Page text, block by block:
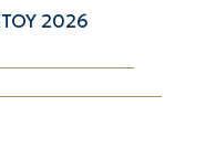
2026